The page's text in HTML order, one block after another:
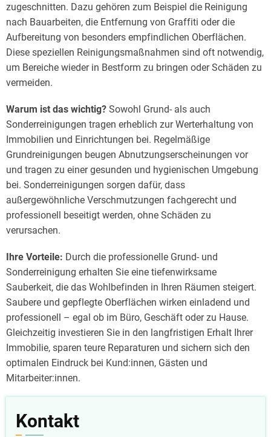
zugeschnitten. Dazu gehören zum Beispiel die Reinigung
nach Bauarbeiten, die Entfernung von Graffiti oder die
Aufbereitung von besonders empfindlichen Oberflächen.
Diese speziellen Reinigungsmaßnahmen sind oft notwendig,
um Bereiche wieder in Bestform zu bringen oder Schäden zu
vermeiden.
Warum ist das wichtig? Sowohl Grund- als auch
Sonderreinigungen tragen erheblich zur Werterhaltung von
Immobilien und Einrichtungen bei. Regelmäßige
Grundreinigungen beugen Abnutzungserscheinungen vor
und tragen zu einer gesunden und hygienischen Umgebung
bei. Sonderreinigungen sorgen dafür, dass
außergewöhnliche Verschmutzungen fachgerecht und
professionell beseitigt werden, ohne Schäden zu
verursachen.
Ihre Vorteile: Durch die professionelle Grund- und
Sonderreinigung erhalten Sie eine tiefenwirksame
Sauberkeit, die das Wohlbefinden in Ihren Räumen steigert.
Saubere und gepflegte Oberflächen wirken einladend und
professionell – egal ob im Büro, Geschäft oder zu Hause.
Gleichzeitig investieren Sie in den langfristigen Erhalt Ihrer
Immobilie, sparen teure Reparaturen und sichern sich den
optimalen Eindruck bei Kund:innen, Gästen und
Mitarbeiter:innen.
Kontakt